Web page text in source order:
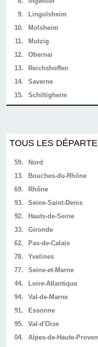
9.
Lingolsheim
10.
Molsheim
11.
Mutzig
12.
Obernai
13.
Reichshoffen
14.
Saverne
15.
Schiltigheim
TOUS LES
59.
Nord
13.
Bouches-du-Rhône
69.
Rhône
93.
Seine-Saint-Denis
92.
Hauts-de-Seine
33.
Gironde
62.
Pas-de-Calais
78.
Yvelines
77.
Seine-et-Marne
44.
Loire-Atlantique
94.
Val-de-Marne
91.
Essonne
95.
Val-d'Oise
04.
Alpes-de-Haute-